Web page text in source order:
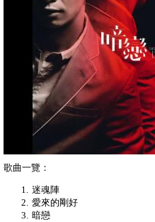
歌曲一覽：
迷魂陣
愛來的剛好
暗戀